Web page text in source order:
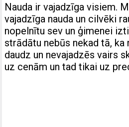
Nauda ir vajadzīga visiem.
vajadzīga nauda un cilvēki
nopelnītu sev un ģimenei
strādātu nebūs nekad tā, ka
daudz un nevajadzēs vairs
uz cenām un tad tikai uz